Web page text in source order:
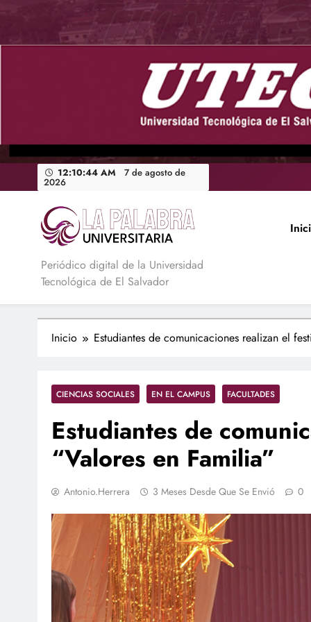
contenido
12:10:46 AM 7 de agosto de
2026
La Palabra Universitaria
Periódico digital de la Universidad
Tecnológica de El Salvador
Inicio Estudiantes de comunicaciones realizan el
CIENCIAS SOCIALES EN EL CAMPUS FACULTADES
Estudiantes de
“Valores en Familia”
Antonio.herrera 3 Meses Desde Que Se Envió 0